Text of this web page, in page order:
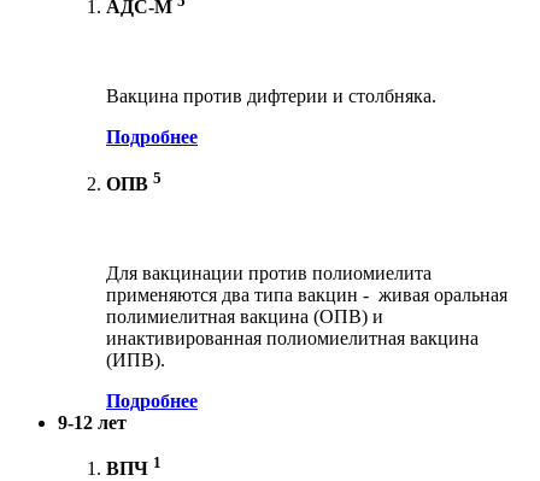
АДС-М
Вакцина против дифтерии и столбняка.
Подробнее
ОПВ 5
Для вакцинации против полиомиелита
применяются два типа вакцин - живая оральная
полимиелитная вакцина (ОПВ) и
инактивированная полиомиелитная вакцина
(ИПВ).
Подробнее
9-12 лет
ВПЧ 1